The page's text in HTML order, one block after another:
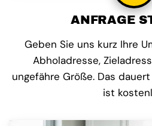
ANFRAGE
Geben Sie uns kurz Ihre
Abholadresse,
ungefähre Größe. Das
ist